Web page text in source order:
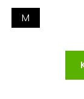
M